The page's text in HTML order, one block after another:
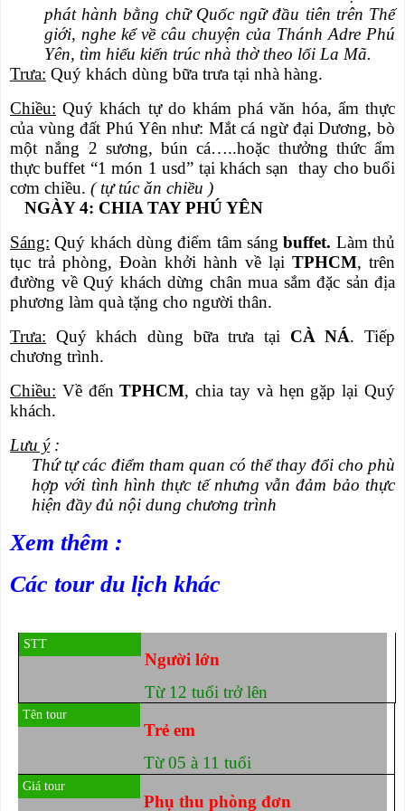
phát hành bằng chữ Quốc ngữ đầu tiên trên Thế
giới, nghe kể về câu chuyện của Thánh Adre Phú
Yên, tìm hiểu kiến trúc nhà thờ theo lối La Mã.
Trưa: Quý khách dùng bữa trưa tại nhà hàng.
Chiều: Quý khách tự do khám phá văn hóa, ẩm thực
của vùng đất Phú Yên như: Mắt cá ngừ đại Dương, bò
một nắng 2 sương, bún cá…..hoặc thưởng thức ẩm
thực buffet “1 món 1 usd” tại khách sạn thay cho buổi
cơm chiều. ( tự túc ăn chiều )
NGÀY 4: CHIATAYPHÚ YÊN
Sáng: Quý khách dùng điểm tâm sángbuffet. Làm thủ
tục trả phòng, Đoàn khởi hành về lại TPHCM, trên
đường về Quý khách dừng chân mua sắm đặc sản địa
phương làm quà tặng cho người thân.
Trưa: Quý khách dùng bữa trưa tại CÀ NÁ. Tiếp
chương trình.
Chiều: Về đếnTPHCM, chia tay và hẹn gặp lại Quý
khách.
Lưu ý:
Thứ tự các điểm tham quan có thể thay đổi cho phù
hợp với tình hình thực tế nhưng vẫn đảm bảo thực
hiện đầy đủ nội dung chương trình
Xem thêm :
Các tour du lịch khác
Người lớn
Từ 1 2 tuổi trở lên
Trẻ em
Từ 05 à11 tuổi
Phụ thu phòng đơn